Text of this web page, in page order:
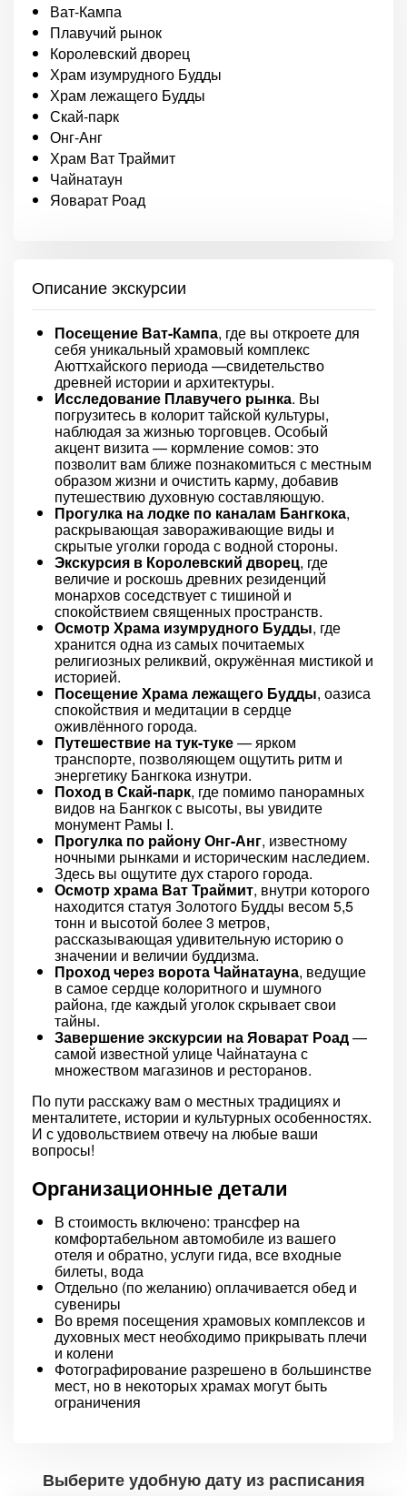
Ват-Кампа
Плавучий рынок
Королевский дворец
Храм изумрудного Будды
Храм лежащего Будды
Скай-парк
Онг-Анг
Храм Ват Траймит
Чайнатаун
Яоварат Роад
Описание экскурсии
Посещение Ват-Кампа, где вы откроете для
себя уникальный храмовый комплекс
Аюттхайского периода —свидетельство
древней истории и архитектуры.
Исследование Плавучего рынка. Вы
погрузитесь в колорит тайской культуры,
наблюдая за жизнью торговцев. Особый
акцент визита — кормление сомов: это
позволит вам ближе познакомиться с местным
образом жизни и очистить карму, добавив
путешествию духовную составляющую.
Прогулка на лодке по каналам Бангкока,
раскрывающая завораживающие виды и
скрытые уголки города с водной стороны.
Экскурсия в Королевский дворец, где
величие и роскошь древних резиденций
монархов соседствует с тишиной и
спокойствием священных пространств.
Осмотр Храма изумрудного Будды, где
хранится одна из самых почитаемых
религиозных реликвий, окружённая мистикой и
историей.
Посещение Храма лежащего Будды, оазиса
спокойствия и медитации в сердце
оживлённого города.
Путешествие на тук-туке— ярком
транспорте, позволяющем ощутить ритм и
энергетику Бангкока изнутри.
Поход в Скай-парк, где помимо панорамных
видов на Бангкок с высоты, вы увидите
монумент Рамы I.
Прогулка по району Онг-Анг, известному
ночными рынками и историческим наследием.
Здесь вы ощутите дух старого города.
Осмотр храма Ват Траймит, внутри которого
находится статуя Золотого Будды весом 5,5
тонн и высотой более 3 метров,
рассказывающая удивительную историю о
значении и величии буддизма.
Проход через ворота Чайнатауна, ведущие
в самое сердце колоритного и шумного
района, где каждый уголок скрывает свои
тайны.
Завершение экскурсии на Яоварат Роад—
самой известной улице Чайнатауна с
множеством магазинов и ресторанов.
По пути расскажу вам о местных традициях и
менталитете, истории и культурных особенностях.
И с удовольствием отвечу на любые ваши
вопросы!
Организационные детали
В стоимость включено: трансфер на
комфортабельном автомобиле из вашего
отеля и обратно, услуги гида, все входные
билеты, вода
Отдельно (по желанию) оплачивается обед и
сувениры
Во время посещения храмовых комплексов и
духовных мест необходимо прикрывать плечи
и колени
Фотографирование разрешено в большинстве
мест, но в некоторых храмах могут быть
ограничения
Выберите удобную дату из расписания